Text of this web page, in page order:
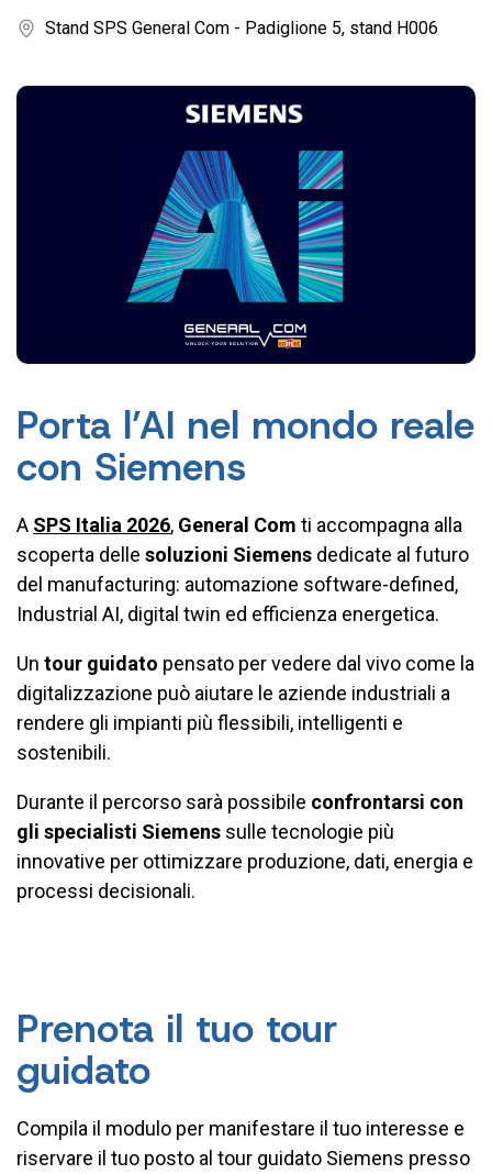
Stand SPS General Com - Padiglione 5, stand H006
Porta l’AI nel mondo reale
con Siemens
A SPS Italia 2026, General Com ti accompagna alla
scoperta delle soluzioni Siemens dedicate al futuro
del manufacturing: automazione software-defined,
Industrial AI, digital twin ed efficienza energetica.
Un tour guidato pensato per vedere dal vivo come la
digitalizzazione può aiutare le aziende industriali a
rendere gli impianti più flessibili, intelligenti e
sostenibili.
Durante il percorso sarà possibile confrontarsi con
gli specialisti Siemens sulle tecnologie più
innovative per ottimizzare produzione, dati, energia e
processi decisionali.
Prenota il tuo tour
guidato
Compila il modulo per manifestare il tuo interesse e
riservare il tuo posto al tour guidato Siemens presso